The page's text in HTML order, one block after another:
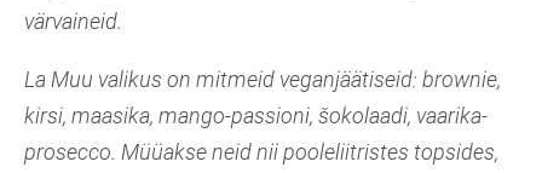
värvaineid.
La Muu valikus on mitmeid veganjäätiseid: brownie,
kirsi, maasika, mango-passioni, šokolaadi, vaarika-
prosecco. Müüakse neid nii pooleliitristes topsides,